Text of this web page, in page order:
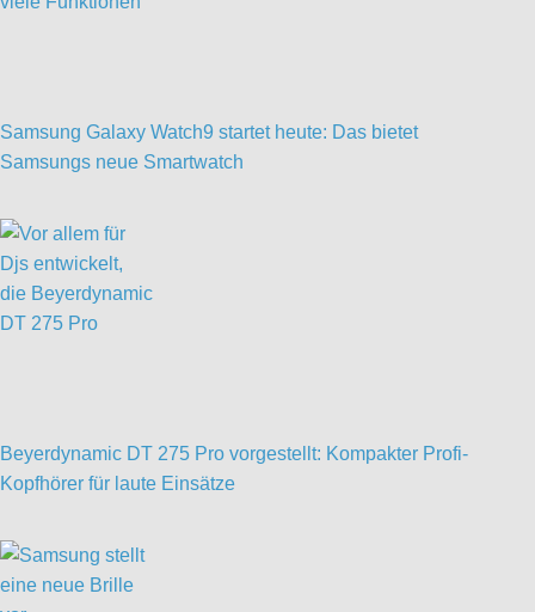
Samsung Galaxy Watch9 startet heute: Das bietet
Samsungs neue Smartwatch
Beyerdynamic DT 275 Pro vorgestellt: Kompakter Profi-
Kopfhörer für laute Einsätze